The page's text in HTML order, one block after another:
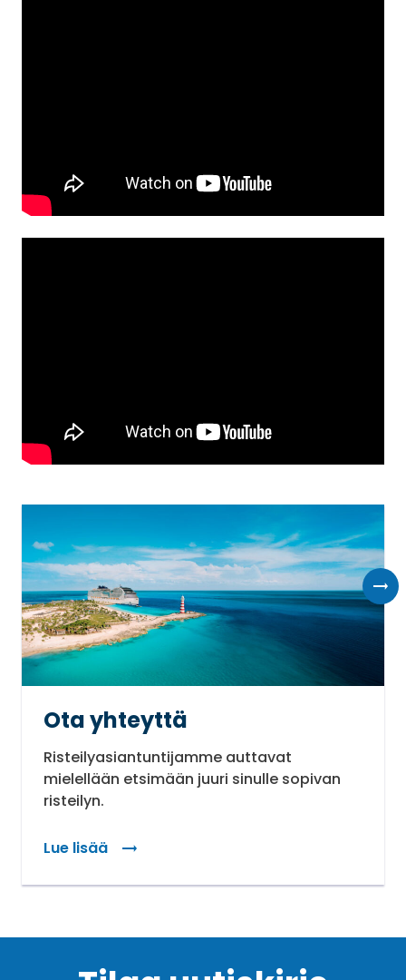
Ota yhteyttä
Risteilyasiantuntijamme auttavat
mielellään etsimään juuri sinulle sopivan
risteilyn.
Lue lisää